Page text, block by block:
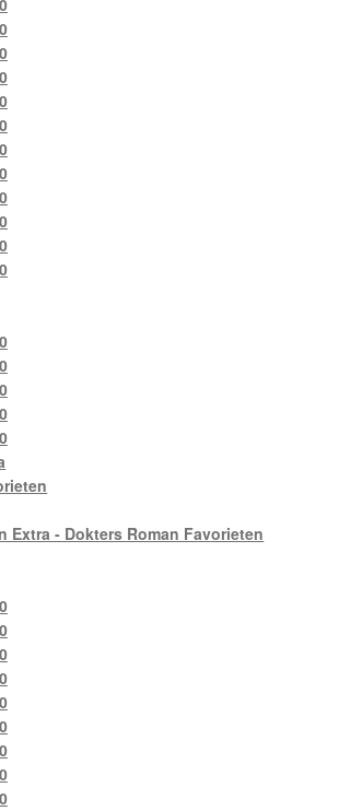
Extra - Dokters Roman Favorieten